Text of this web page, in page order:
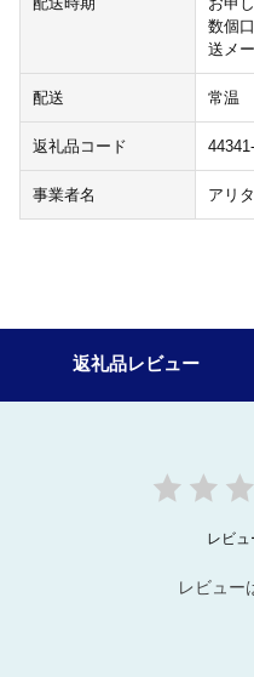
数個
送メ
配送 常温
返礼品コード
事業者名 アリ
返礼品レビュー
レビ
レビュー